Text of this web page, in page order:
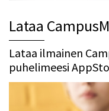
Lataa
Lataa ilmainen
puhelimeesi